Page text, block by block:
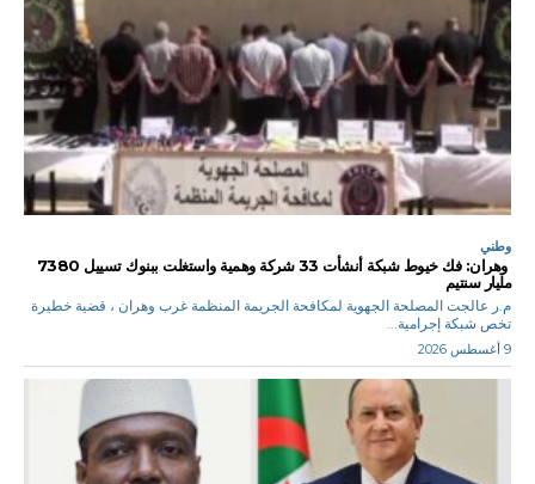
وطني
وهران: فك خيوط شبكة أنشأت 33 شركة وهمية واستغلت ببنوك تسييل 7380
مليار سنتيم
م.ر عالجت المصلحة الجهوية لمكافحة الجريمة المنظمة غرب وهران ، قضية خطيرة
تخص شبكة إجرامية...
9 أغسطس 2026